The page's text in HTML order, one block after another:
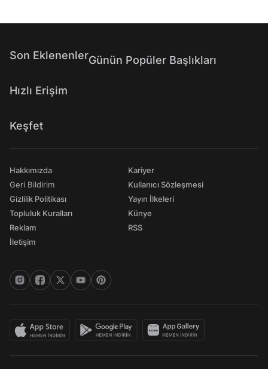
Son EklenenlerGünün Popüler Başlıkları
Hızlı Erişim
Keşfet
Hakkımızda
Geri Bildirim
Gizlilik Politikası
Topluluk Kuralları
Reklam
İletişim
Kariyer
Kullanıcı Sözleşmesi
Yayın İlkeleri
Künye
RSS